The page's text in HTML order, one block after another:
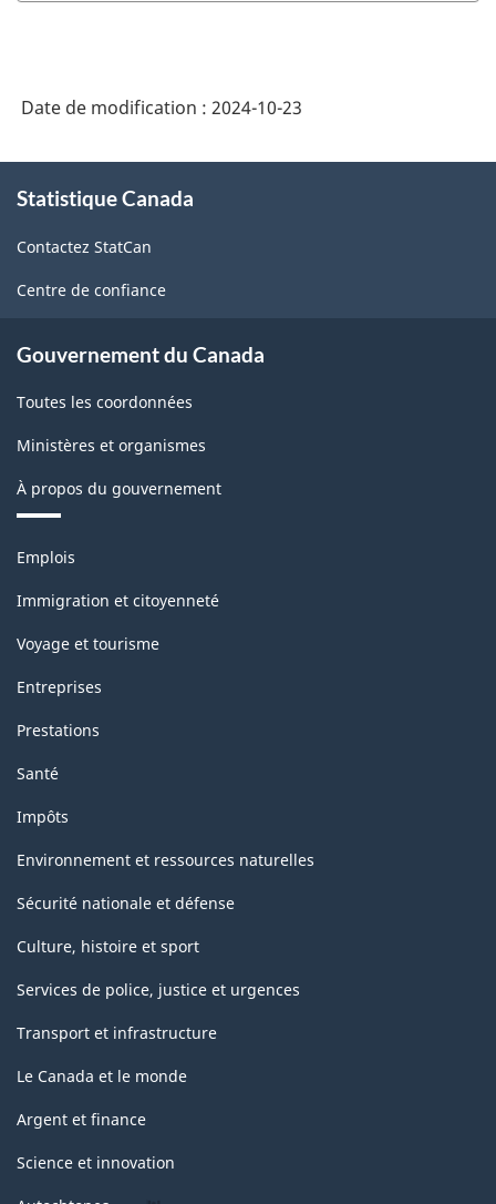
Date de modification : 2024-10-23
propos
ce
site
Statistique Canada
Contactez StatCan
Centre de confiance
Gouvernement du Canada
Toutes les coordonnées
Ministères et organismes
À propos du gouvernement
Thèmes
sujets
Emplois
Immigration et citoyenneté
Voyage et tourisme
Entreprises
Prestations
Santé
Impôts
Environnement et ressources naturelles
Sécurité nationale et défense
Culture, histoire et sport
Services de police, justice et urgences
Transport et infrastructure
Le Canada et le monde
Argent et finance
Science et innovation